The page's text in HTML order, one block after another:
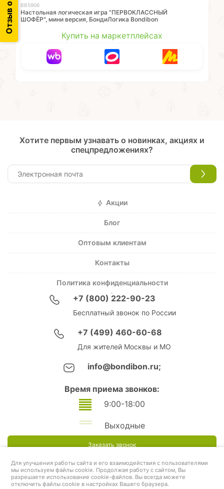
ВВ5906
Настольная логическая игра "ПЕРВОКЛАССНЫЙ
ШОФЁР", мини версия, БондиЛогика Bondibon
Купить на маркетплейсах
Хотите первым узнавать о новинках, акциях и
спецпредложениях?
Акции
Блог
Оптовым клиентам
Контакты
Политика конфиденциальности
+7 (800) 222-90-23
Бесплатный звонок по России
+7 (499) 460-60-68
Для жителей Москвы и МО
info@bondibon.ru;
Время приема звонков:
9:00-18:00
Выходные
Заказать звонок
Для улучшения работы сайта и его взаимодействия с пользователями
мы используем файлы cookie. Продолжая работу с сайтом, Вы
разрешаете использование cookie-файлов. Вы всегда можете
отключить файлы cookie в настройках Вашего браузера.